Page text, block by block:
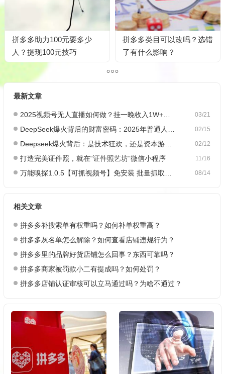
拼多多助力100元要多少
人？提现100元技巧
拼多多类目可以改吗？选错
了有什么影响？
最新文章
03/21
2025视频号无人直播如何做？挂一晚收入1W+，这份教程，小白可做~
02/15
DeepSeek爆火背后的财富密码：2025年普通人如何抓住AI创业风口？
02/12
Deepseek爆火背后：是技术狂欢，还是资本游戏？
11/16
打造完美证件照，就在“证件照艺坊”微信小程序
08/14
万能嗅探1.0.5【可抓视频号】免安装 批量抓取媒体文件
相关文章
拼多多补搜索单有权重吗？如何补单权重高？
拼多多灰名单怎么解除？如何查看店铺违规行为？
拼多多里的品牌好货店铺怎么回事？东西可靠吗？
拼多多商家被罚款小二有提成吗？如何处罚？
拼多多店铺认证审核可以立马通过吗？为啥不通过？